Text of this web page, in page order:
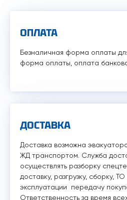
ОПЛАТА
Безналичная форма оплаты
форма оплаты, оплата
ДОСТАВКА
Доставка возможна
ЖД транспортом. Служба
осуществлять разборку
доставку, разгрузку, сборку,
эксплуатации передачу
Ответственность за время